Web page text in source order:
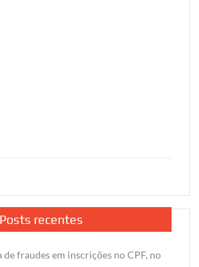
Posts recentes
de fraudes em inscrições no CPF, no